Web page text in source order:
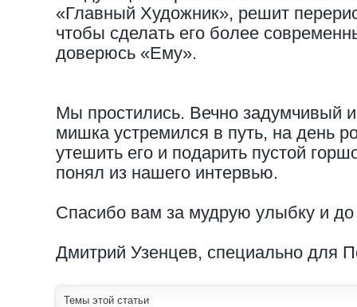
«Главный Художник», решит
чтобы сделать его более
доверюсь «Ему».
Мы простились. Вечно задумчивый и
мишка устремился в путь, на день
утешить его и подарить пустой
понял из нашего интервью.
Спасибо вам за мудрую улыбку и
Дмитрий Узенцев, специально для
Темы этой статьи